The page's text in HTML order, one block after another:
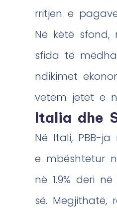
rritjen e
Në këtë sfond,
sfida të
ndikimet
vetëm jetët e
Italia dhe
Në Itali, PBB-
e mbështetur
në 1.9% deri
së.